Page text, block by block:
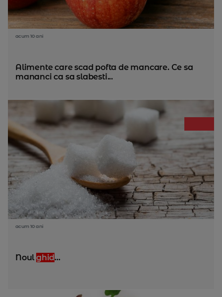
acum 10 ani
Alimente care scad pofta de mancare. Ce sa
mananci ca sa slabesti...
acum 10 ani
Noulghid...